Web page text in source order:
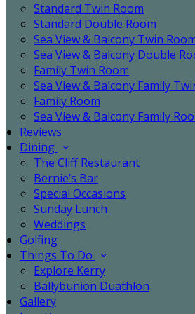
Standard Twin Room
Standard Double Room
Sea View & Balcony Twin
Sea View & Balcony Double
Family Twin Room
Sea View & Balcony Family
Family Room
Sea View & Balcony Family
Reviews
Dining
The Cliff Restaurant
Bernie’s Bar
Special Occasions
Sunday Lunch
Weddings
Golfing
Things To Do
Explore Kerry
Ballybunion Duathlon
Gallery